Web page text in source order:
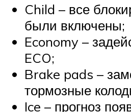
Child – все
были включены;
Economy –
ECO;
Brake pads –
тормозные
Ice – прогноз